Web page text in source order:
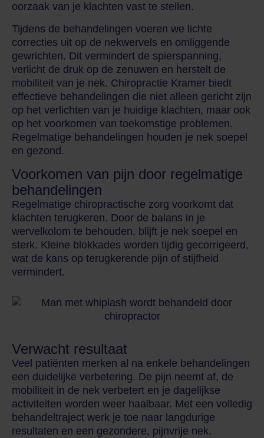
oorzaak van je klachten vast te stellen.
Tijdens de behandelingen voeren we lichte
correcties uit op de nekwervels en omliggende
gewrichten. Dit vermindert de spierspanning,
verlicht de druk op de zenuwen en herstelt de
mobiliteit van je nek. Chiropractie Kramer biedt
effectieve behandelingen die niet alleen gericht zijn
op het verlichten van je huidige klachten, maar ook
op het voorkomen van toekomstige problemen.
Regelmatige behandelingen houden je nek soepel
en gezond.
Voorkomen van pijn door regelmatige
behandelingen
Regelmatige chiropractische zorg voorkomt dat
klachten terugkeren. Door de balans in je
wervelkolom te behouden, blijft je nek soepel en
sterk. Kleine blokkades worden tijdig gecorrigeerd,
wat de kans op terugkerende pijn of stijfheid
vermindert.
Verwacht resultaat
Veel patiënten merken al na enkele behandelingen
een duidelijke verbetering. De pijn neemt af, de
mobiliteit in de nek verbetert en je dagelijkse
activiteiten worden weer haalbaar. Met een volledig
behandeltraject werk je toe naar langdurige
resultaten en een gezondere, pijnvrije nek.